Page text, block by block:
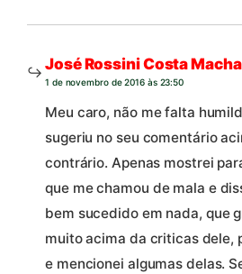
José Rossini Costa
1 de novembro de 2016 às 23:50
Meu caro, não me falta
sugeriu no seu comentário
contrário. Apenas mostrei
que me chamou de mala e
bem sucedido em nada, que
muito acima da criticas dele,
e mencionei algumas delas.